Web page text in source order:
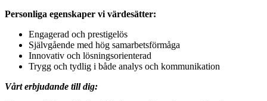
Personliga egenskaper vi värdesätter:
Engagerad och prestigelös
Självgående med hög samarbetsförmåga
Innovativ och lösningsorienterad
Trygg och tydlig i både analys och kommunikation
Vårt erbjudande till dig: